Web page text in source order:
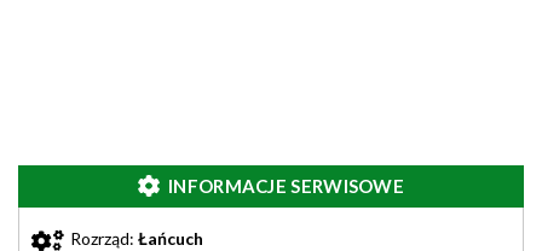
INFORMACJE SERWISOWE
Rozrząd: Łańcuch